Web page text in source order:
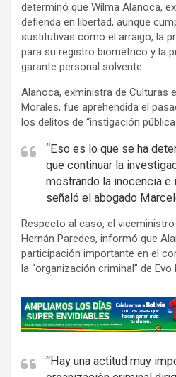
determinó que Wilma Alanoca,
defienda en libertad, aunque
sustitutivas como el arraigo, la
para su registro biométrico y la
garante personal solvente.
Alanoca, exministra de Culturas
Morales, fue aprehendida el
los delitos de “instigación
“Eso es lo que se ha
que continuar la
mostrando la inocencia e
señaló el abogado
Respecto al caso, el
Hernán Paredes, informó que
participación importante en el
la “organización criminal” de Evo
A
d
e
“Hay una actitud muy